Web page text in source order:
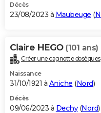
Décès
23/08/2023 à Maubeuge (
Claire HEGO (101 ans)
Créer une cagnotte obsèques
Naissance
31/10/1921 à Aniche (Nord)
Décès
09/06/2023 à Dechy(Nord)